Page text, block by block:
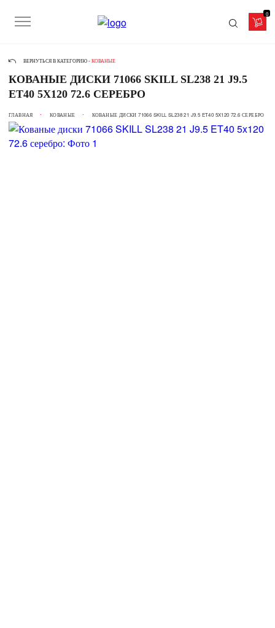
0
ВЕРНУТЬСЯ В КАТЕГОРИЮ - КОВАНЫЕ
КОВАНЫЕ ДИСКИ 71066 SKILL SL238 21 J9.5
ET40 5X120 72.6 СЕРЕБРО
ГЛАВНАЯ КОВАНЫЕ КОВАНЫЕ ДИСКИ 71066 SKILL SL238 21 J9.5 ET40 5X120 72.6 СЕРЕБРО